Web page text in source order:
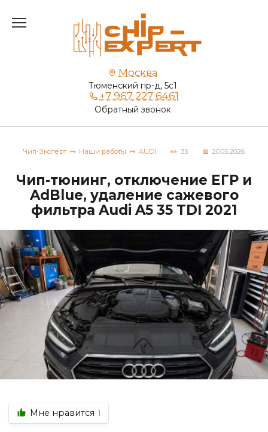
содержанию
Москва
Тюменский пр-д, 5с1
+7 967 227 6461
Обратный звонок
Чип-Эксперт Наши работы AUDI 33 20.05.2026
Чип-тюнинг, отключение ЕГР и
AdBlue, удаление сажевого
фильтра Audi A5 35 TDI 2021
Мне нравится 1